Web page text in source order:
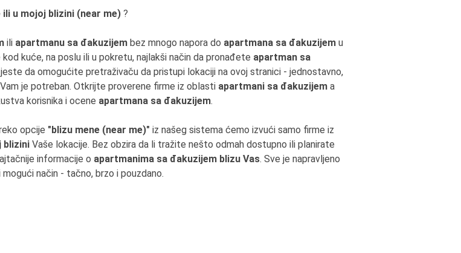
u mojoj blizini (near me) ?
ili apartmanu sa đakuzijem bez mnogo napora do apartmana sa đakuzijem u
kuće, na poslu ili u pokretu, najlakši način da pronađete apartman sa
da omogućite pretraživaču da pristupi lokaciji na ovoj stranici - jednostavno,
je potreban. Otkrijte proverene firme iz oblasti apartmani sa đakuzijem a
korisnika i ocene apartmana sa đakuzijem.
opcije "blizu mene (near me)" iz našeg sistema ćemo izvući samo firme iz
blizini Vaše lokacije. Bez obzira da li tražite nešto odmah dostupno ili planirate
informacije o apartmanima sa đakuzijem blizu Vas. Sve je napravljeno
mogući način - tačno, brzo i pouzdano.